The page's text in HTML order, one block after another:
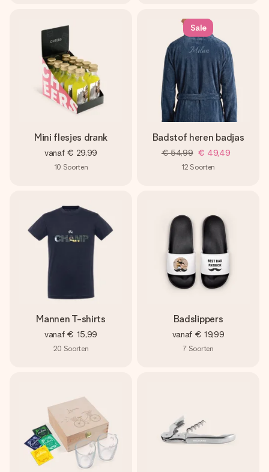
Mini flesjes drank
vanaf € 29,99
10 Soorten
Sale
Badstof heren badjas
€ 54,99 € 49,49
12 Soorten
Mannen T-shirts
vanaf € 15,99
20 Soorten
Badslippers
vanaf € 19,99
7 Soorten